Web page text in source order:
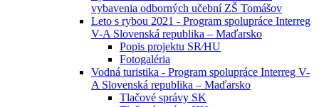
vybavenia odborných učební ZŠ Tomášov
Leto s rybou 2021 - Program spolupráce Interreg
V-A Slovenská republika – Maďarsko
Popis projektu SR⁄HU
Fotogaléria
Vodná turistika - Program spolupráce Interreg V-
A Slovenská republika – Maďarsko
Tlačové správy SK